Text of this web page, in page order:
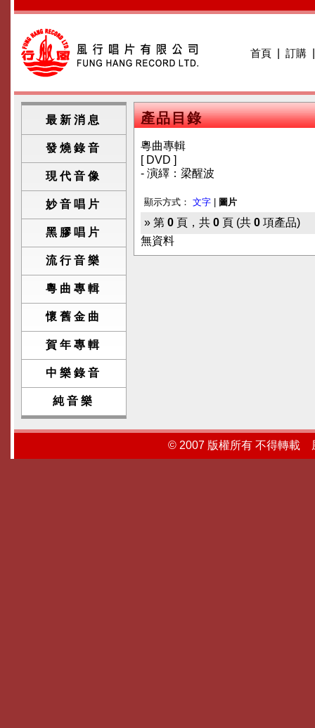
首頁 訂購
最新消息
發燒錄音
現代音像
妙音唱片
黑膠唱片
流行音樂
粵曲專輯
懷舊金曲
賀年專輯
中樂錄音
純音樂
產品目錄
粵曲專輯
[ DVD ]
- 演繹：梁醒波
顯示方式： 文字 圖片
» 第 0 頁，共 0 頁 (共 0 項產品)
無資料
© 2007 版權所有 不得轉載